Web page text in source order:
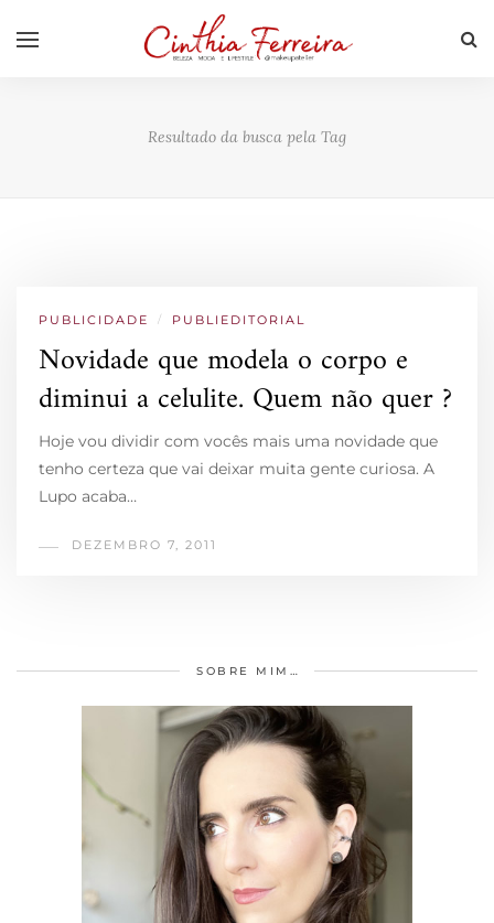
Resultado da busca pela Tag
PUBLICIDADE / PUBLIEDITORIAL
Novidade que modela o corpo e
diminui a celulite. Quem não quer ?
Hoje vou dividir com vocês mais uma novidade que
tenho certeza que vai deixar muita gente curiosa. A
Lupo acaba…
DEZEMBRO 7, 2011
SOBRE MIM…